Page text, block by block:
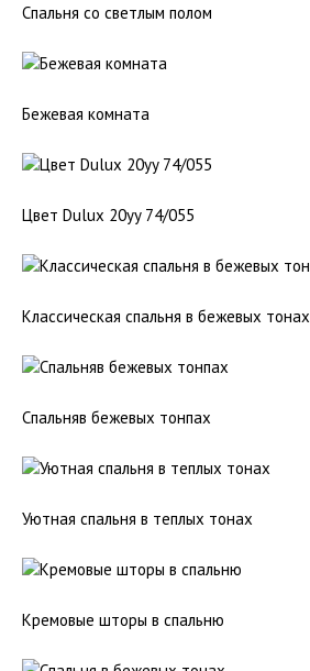
Спальня со светлым полом
Бежевая комната
Цвет Dulux 20yy 74/055
Классическая спальня в бежевых тонах
Спальняв бежевых тонпах
Уютная спальня в теплых тонах
Кремовые шторы в спальню